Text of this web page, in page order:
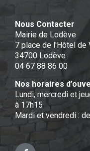
Nous Contacter
Mairie de Lodève
7 place de l'Hôtel de
34700 Lodève
04 67 88 86 00
Nos horaires
Lundi, mercredi et
à 17h15
Mardi et vendredi :